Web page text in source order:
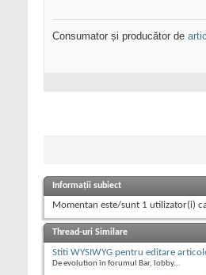
Consumator și producător de
Informații subiect
Momentan este/sunt 1 utilizator(i)
Thread-uri Similare
Stiti WYSIWYG pentru editare
De evolution în forumul Bar, lobby...